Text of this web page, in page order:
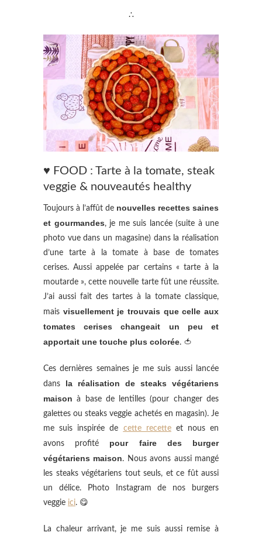
∴
♥ FOOD : Tarte à la tomate, steak
veggie & nouveautés healthy
Toujours à l’affût de nouvelles recettes saines
et gourmandes, je me suis lancée (suite à une
photo vue dans un magasine) dans la réalisation
d’une tarte à la tomate à base de tomates
cerises. Aussi appelée par certains « tarte à la
moutarde », cette nouvelle tarte fût une réussite.
J’ai aussi fait des tartes à la tomate classique,
mais visuellement je trouvais que celle aux
tomates cerises changeait un peu et
apportait une touche plus colorée. 🍅
Ces dernières semaines je me suis aussi lancée
dans la réalisation de steaks végétariens
maison à base de lentilles (pour changer des
galettes ou steaks veggie achetés en magasin). Je
me suis inspirée de cette recetteet nous en
avons profité pour faire des burger
végétariens maison. Nous avons aussi mangé
les steaks végétariens tout seuls, et ce fût aussi
un délice. Photo Instagram de nos burgers
veggie ici. 😋
La chaleur arrivant, je me suis aussi remise à